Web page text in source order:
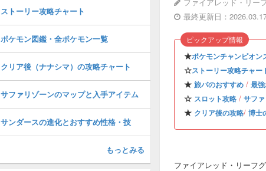
最終更新日：
★ポケモンチャンピオン
☆ストーリー攻略チャー
★ 旅パのおすすめ / 最
☆ スロット攻略 / サフ
★ クリア後の攻略/ 博士
ピックアップ情報
ファイアレッド・リーフ
ストーリー攻略チャート
ポケモン図鑑・全ポケモン一覧
クリア後（ナナシマ）の攻略チャート
サファリゾーンのマップと入手アイテム
サンダースの進化とおすすめ性格・技
もっとみる